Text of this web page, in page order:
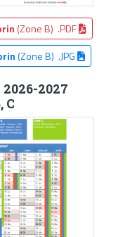
(Zone B) .PDF
(Zone B) .JPG
2027
C